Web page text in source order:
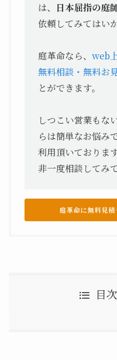
は、
日本屈指の庭
依頼してみてはい
庭革命なら、 web
無料相談・無料お
とができます。
しつこい営業もな
らは簡単なお悩み
利用頂いておりま
非一度相談してみ
庭革命に無料見
目次
株式会社岡山シ